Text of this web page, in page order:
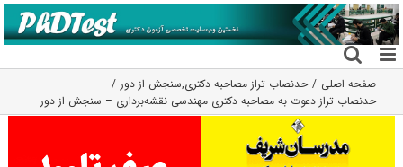
رفتن
به
محتوا
صفحه اصلی حدنصاب تراز مصاحبه دکتری,سنجش از دور
حدنصاب تراز دعوت به مصاحبه دکتری مهندسی نقشه‌برداری – سنجش از دور